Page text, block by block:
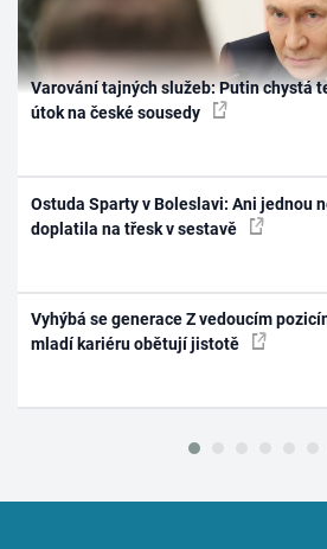
Varování tajných služeb: Putin chystá
útok na české sousedy
Ostuda Sparty v Boleslavi: Ani jednou
doplatila na třesk v sestavě
Vyhýbá se generace Z vedoucím
mladí kariéru obětují jistotě